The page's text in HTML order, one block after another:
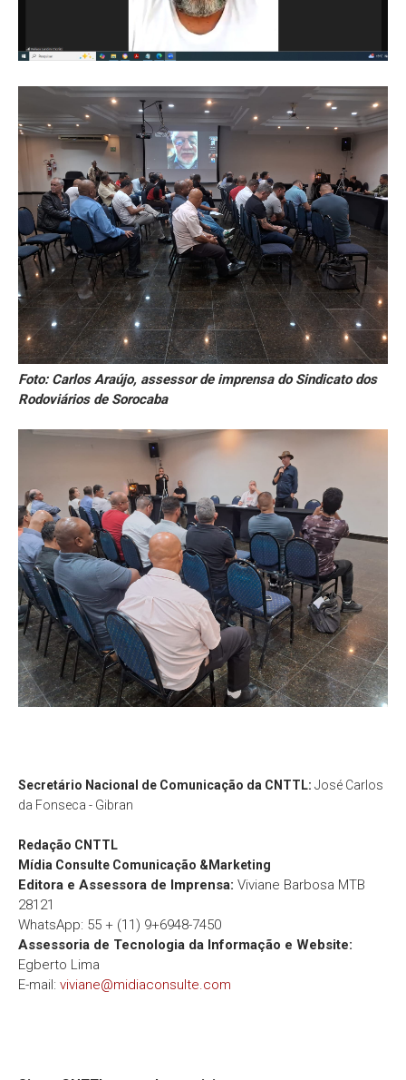
Foto: Carlos Araújo, assessor de imprensa do Sindicato dos
Rodoviários de Sorocaba
Secretário Nacional de Comunicação da CNTTL: José Carlos
da Fonseca - Gibran
Redação CNTTL
Mídia Consulte Comunicação &Marketing
Editora e Assessora de Imprensa: Viviane Barbosa MTB
28121
WhatsApp: 55 + (11) 9+6948-7450
Assessoria de Tecnologia da Informação e Website:
Egberto Lima
E-mail: viviane@midiaconsulte.com